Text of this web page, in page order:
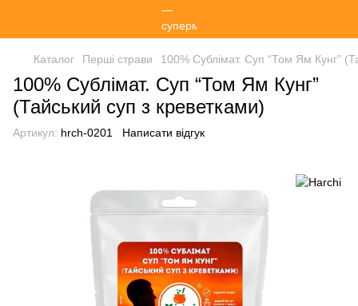
Каталог Перші страви 100% Сублімат. Суп “Том Ям Кунг”
100% Сублімат. Суп “Том Ям Кунг”
(Тайський суп з креветками)
Артикул: hrch-0201 Написати відгук